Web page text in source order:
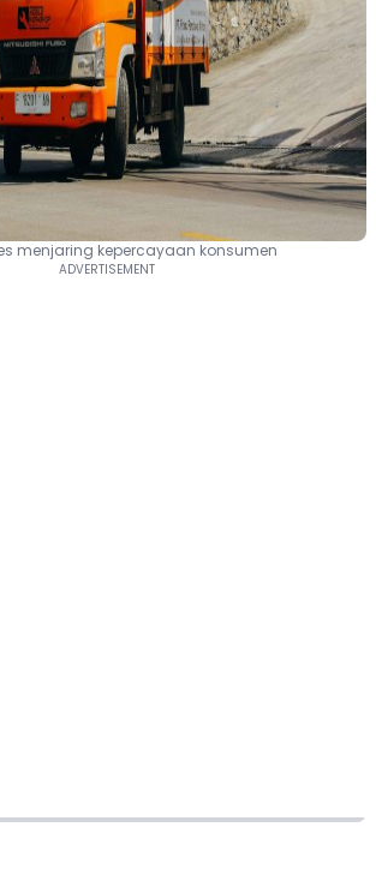
menjaring kepercayaan konsumen